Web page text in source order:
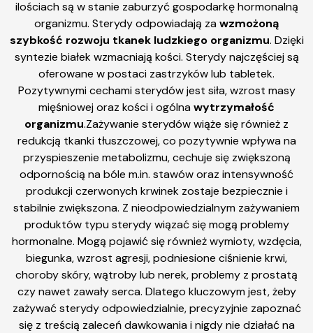
ilościach są w stanie zaburzyć gospodarkę hormonalną
organizmu. Sterydy odpowiadają za wzmożoną
szybkość rozwoju tkanek ludzkiego organizmu. Dzięki
syntezie białek wzmacniają kości. Sterydy najczęściej są
oferowane w postaci zastrzyków lub tabletek.
Pozytywnymi cechami sterydów jest siła, wzrost masy
mięśniowej oraz kości i ogólna wytrzymałość
organizmu.Zażywanie sterydów wiąże się również z
redukcją tkanki tłuszczowej, co pozytywnie wpływa na
przyspieszenie metabolizmu, cechuje się zwiększoną
odpornością na bóle m.in. stawów oraz intensywność
produkcji czerwonych krwinek zostaje bezpiecznie i
stabilnie zwiększona. Z nieodpowiedzialnym zażywaniem
produktów typu sterydy wiązać się mogą problemy
hormonalne. Mogą pojawić się również wymioty, wzdęcia,
biegunka, wzrost agresji, podniesione ciśnienie krwi,
choroby skóry, wątroby lub nerek, problemy z prostatą
czy nawet zawały serca. Dlatego kluczowym jest, żeby
zażywać sterydy odpowiedzialnie, precyzyjnie zapoznać
się z treścią zaleceń dawkowania i nigdy nie działać na